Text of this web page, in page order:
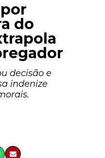
do
decisão e
indenize